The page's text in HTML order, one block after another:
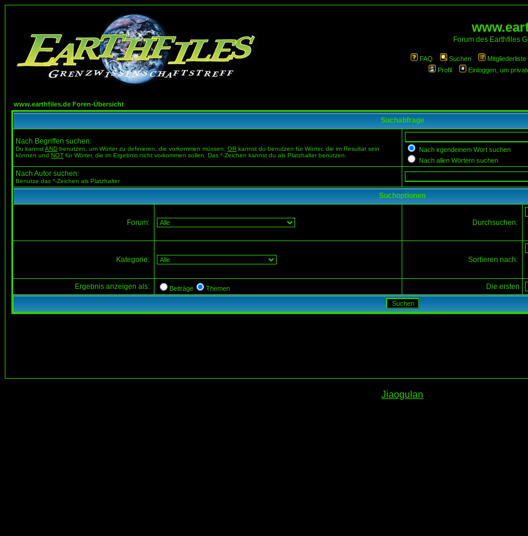
Forum des Earthfiles
FAQ Suchen Mitgliederliste
Profil
Einloggen, um
www.earthfiles.de Foren-Übersicht
Suchabfrage
Nach Begriffen suchen:
Du kannstAND benutzen, um Wörter zu definieren, die vorkommen müssen; OR kannst du benutzen für Wörter, die im Resultat sein
können und NOT für Wörter, die im Ergebnis nicht vorkommen sollen. Das *-Zeichen kannst du als Platzhalter benutzen.
Nach irgendeinem Wort suchen
Nach allen Wörtern suchen
Nach Autor suchen:
Benutze das *-Zeichen als Platzhalter
Suchoptionen
Forum: Durchsuchen:
Kategorie: Sortieren nach:
Ergebnis anzeigen als: Beiträge Themen Die ersten
Jiaogulan